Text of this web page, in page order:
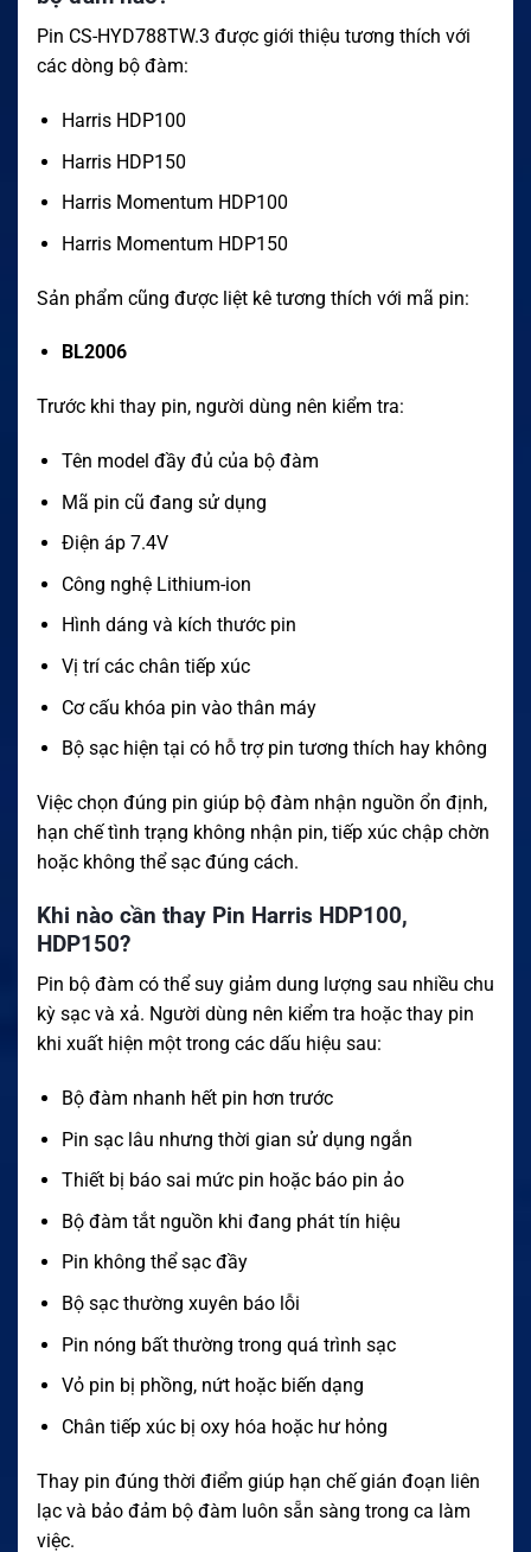
Pin CS-HYD788TW.3 được giới thiệu tương thích với
các dòng bộ đàm:
Harris HDP100
Harris HDP150
Harris Momentum HDP100
Harris Momentum HDP150
Sản phẩm cũng được liệt kê tương thích với mã pin:
BL2006
Trước khi thay pin, người dùng nên kiểm tra:
Tên model đầy đủ của bộ đàm
Mã pin cũ đang sử dụng
Điện áp 7.4V
Công nghệ Lithium-ion
Hình dáng và kích thước pin
Vị trí các chân tiếp xúc
Cơ cấu khóa pin vào thân máy
Bộ sạc hiện tại có hỗ trợ pin tương thích hay không
Việc chọn đúng pin giúp bộ đàm nhận nguồn ổn định,
hạn chế tình trạng không nhận pin, tiếp xúc chập chờn
hoặc không thể sạc đúng cách.
Khi nào cần thay Pin Harris HDP100,
HDP150?
Pin bộ đàm có thể suy giảm dung lượng sau nhiều chu
kỳ sạc và xả. Người dùng nên kiểm tra hoặc thay pin
khi xuất hiện một trong các dấu hiệu sau:
Bộ đàm nhanh hết pin hơn trước
Pin sạc lâu nhưng thời gian sử dụng ngắn
Thiết bị báo sai mức pin hoặc báo pin ảo
Bộ đàm tắt nguồn khi đang phát tín hiệu
Pin không thể sạc đầy
Bộ sạc thường xuyên báo lỗi
Pin nóng bất thường trong quá trình sạc
Vỏ pin bị phồng, nứt hoặc biến dạng
Chân tiếp xúc bị oxy hóa hoặc hư hỏng
Thay pin đúng thời điểm giúp hạn chế gián đoạn liên
lạc và bảo đảm bộ đàm luôn sẵn sàng trong ca làm
việc.